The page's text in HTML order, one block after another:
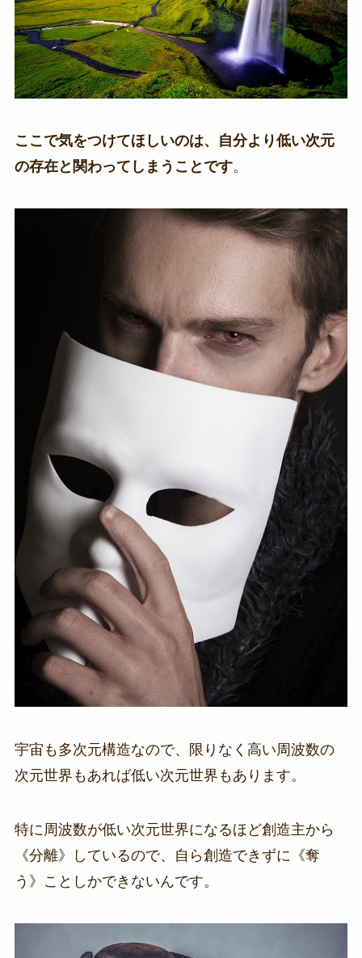
ここで気をつけてほしいのは、自分より低い次元
の存在と関わってしまうことです。
宇宙も多次元構造なので、限りなく高い周波数の
次元世界もあれば低い次元世界もあります。
特に周波数が低い次元世界になるほど創造主から
《分離》しているので、自ら創造できずに《奪
う》ことしかできないんです。